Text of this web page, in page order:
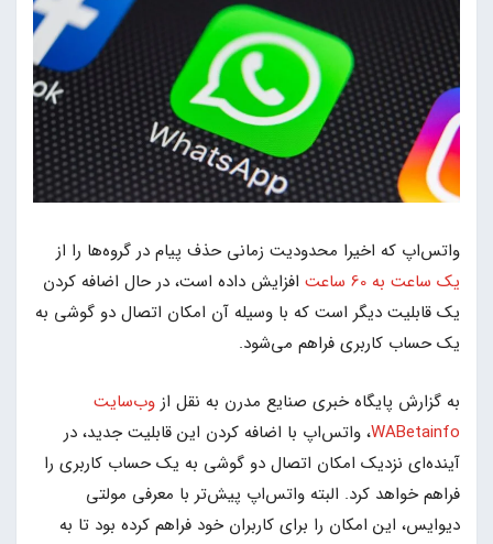
واتس‌اپ که اخیرا محدودیت زمانی حذف پیام‌ در گروه‌ها را از
یک ساعت به 60 ساعت
افزایش داده است، در حال اضافه کردن
یک قابلیت دیگر است که با وسیله آن امکان اتصال دو گوشی به
یک حساب کاربری فراهم می‌شود.
به گزارش پایگاه خبری صنایع مدرن به نقل از وب‌سایت
WABetainfo، واتس‌اپ با اضافه کردن این قابلیت جدید، در
آینده‌ای نزدیک امکان اتصال دو گوشی به یک حساب کاربری را
فراهم خواهد کرد. البته وا‌تس‌اپ پیش‌تر با معرفی مولتی
دیوایس، این امکان را برای کاربران خود فراهم کرده بود تا به